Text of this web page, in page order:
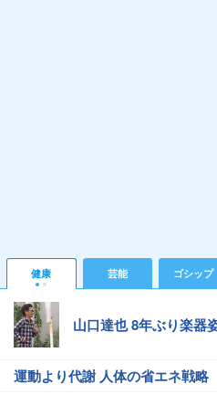
健康 芸能 ゴシップ
山口達也 8年ぶり楽器
運動より代謝 人体の省エネ戦略